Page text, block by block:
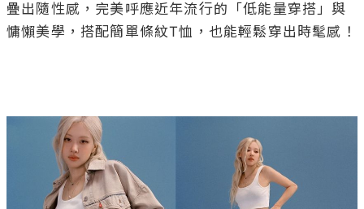
疊出隨性感，完美呼應近年流行的「低能量穿搭」與
慵懶美學，搭配簡單條紋T恤，也能輕鬆穿出時髦感！